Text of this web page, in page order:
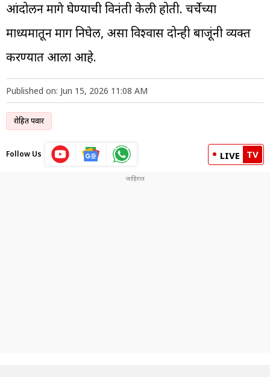
आंदोलन मागे घेण्याची विनंती केली होती. चर्चेच्या
माध्यमातून मार्ग निघेल, असा विश्वास दोन्ही बाजूंनी व्यक्त
करण्यात आला आहे.
Published on: Jun 15, 2026 11:08 AM
रोहित पवार
Follow Us LIVE TV